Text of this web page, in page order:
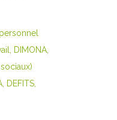
DIMONA,
DEFITS,